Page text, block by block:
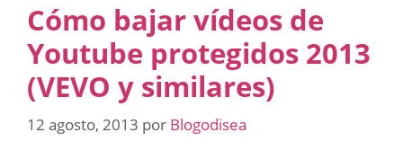
Cómo bajar vídeos de
Youtube protegidos 2013
(VEVO y similares)
12 agosto, 2013 por Blogodisea